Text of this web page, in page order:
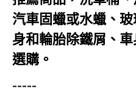
汽車固蠟或水蠟、
身和輪胎除鐵屑、
選購。
-----